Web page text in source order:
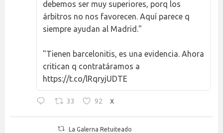
debemos ser muy superiores, porq los
árbitros no nos favorecen. Aquí parece q
siempre ayudan al Madrid."
"Tienen barcelonitis, es una evidencia. Ahora
critican q contratáramos a
https://t.co/lRqryjUDTE
33 92 X
La Galerna Retuiteado